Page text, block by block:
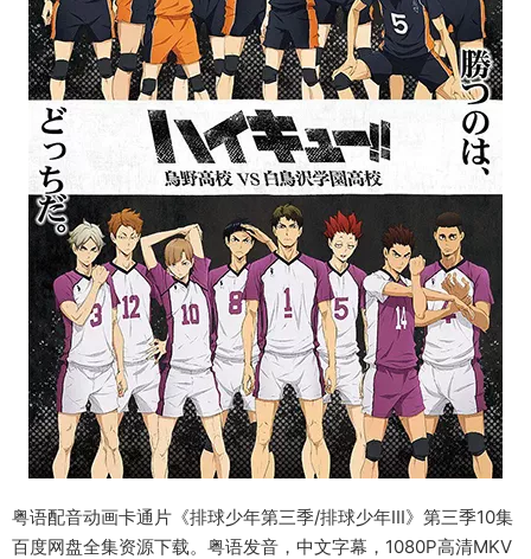
粤语配音动画卡通片《排球少年第三季/排球少年III》第三季10集
百度网盘全集资源下载。粤语发音，中文字幕，1080P高清MKV